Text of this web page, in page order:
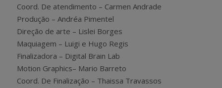
Coord. De atendimento – Carmen Andrade
Produção – Andréa Pimentel
Direção de arte – Lislei Borges
Maquiagem – Luigi e Hugo Regis
Finalizadora – Digital Brain Lab
Motion Graphics– Mario Barreto
Coord. De Finalização – Thaissa Travassos